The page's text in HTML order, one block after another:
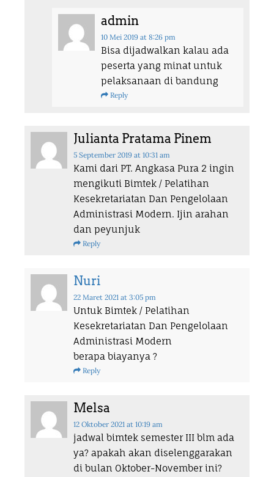
admin
10 Mei 2019 at 8:26 pm
Bisa dijadwalkan kalau ada
peserta yang minat untuk
pelaksanaan di bandung
Reply
Julianta Pratama Pinem
5 September 2019 at 10:31 am
Kami dari PT. Angkasa Pura 2 ingin
mengikuti Bimtek / Pelatihan
Kesekretariatan Dan Pengelolaan
Administrasi Modern. Ijin arahan
dan peyunjuk
Reply
Nuri
22 Maret 2021 at 3:05 pm
Untuk Bimtek / Pelatihan
Kesekretariatan Dan Pengelolaan
Administrasi Modern
berapa biayanya ?
Reply
Melsa
12 Oktober 2021 at 10:19 am
jadwal bimtek semester III blm ada
ya? apakah akan diselenggarakan
di bulan Oktober-November ini?